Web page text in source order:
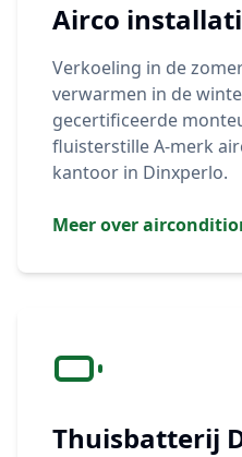
Airco
Verkoeling in de
verwarmen in de
gecertificeerde
fluisterstille A-merk
kantoor in Dinxperlo.
Meer over
Thuisbatterij